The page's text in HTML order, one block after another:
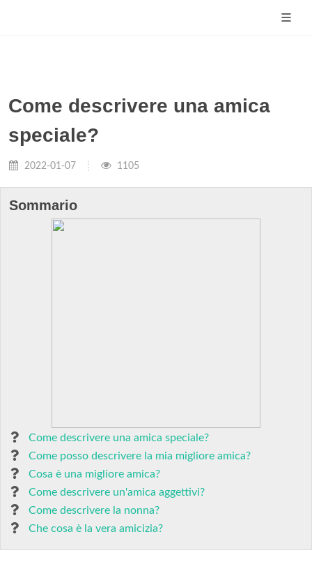
Come descrivere una amica
speciale?
2022-01-07 1105
Sommario
Come descrivere una amica speciale?
Come posso descrivere la mia migliore amica?
Cosa è una migliore amica?
Come descrivere un'amica aggettivi?
Come descrivere la nonna?
Che cosa è la vera amicizia?